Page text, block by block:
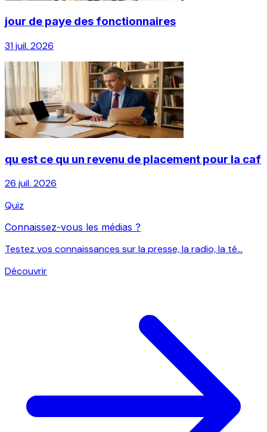
jour de paye des fonctionnaires
31 juil. 2026
qu est ce qu un revenu de placement pour la caf
26 juil. 2026
Quiz
Connaissez-vous les médias ?
Testez vos connaissances sur la presse, la radio, la té...
Découvrir